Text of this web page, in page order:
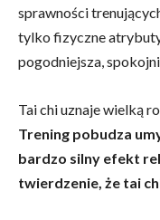
sprawności
tylko fizyczne
pogodniejsza,
Tai chi uznaje wielką
Trening pobudza
bardzo silny efekt
twierdzenie, że tai